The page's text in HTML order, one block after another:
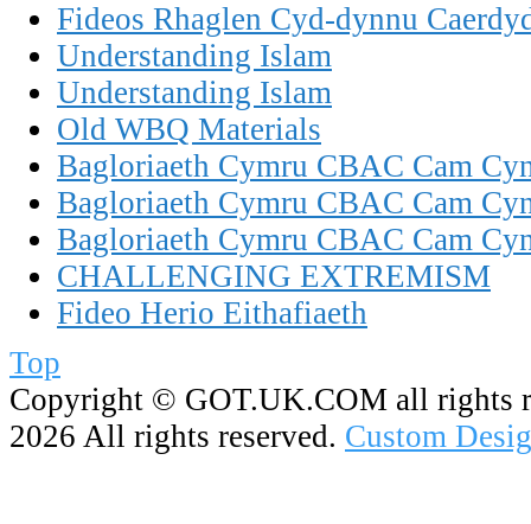
Fideos Rhaglen Cyd-dynnu
Understanding Islam
Understanding Islam
Old WBQ Materials
Bagloriaeth Cymru CBAC Cam
Bagloriaeth Cymru CBAC Cam
Bagloriaeth Cymru CBAC Cam
CHALLENGING EXTREMISM
Fideo Herio Eithafiaeth
Top
Copyright © GOT.UK.COM all rights
2026 All rights reserved. Custom